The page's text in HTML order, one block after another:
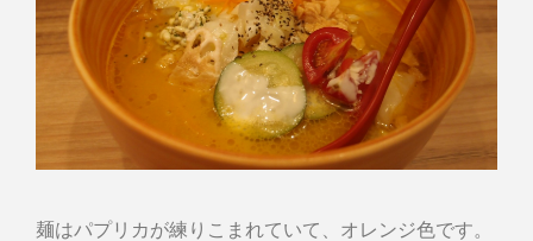
麺はパプリカが練りこまれていて、オレンジ色です。